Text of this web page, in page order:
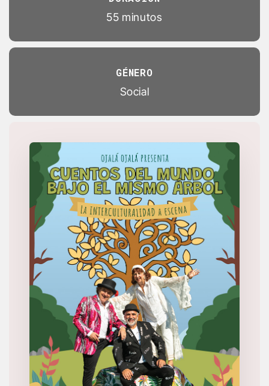
55 minutos
GÉNERO
Social